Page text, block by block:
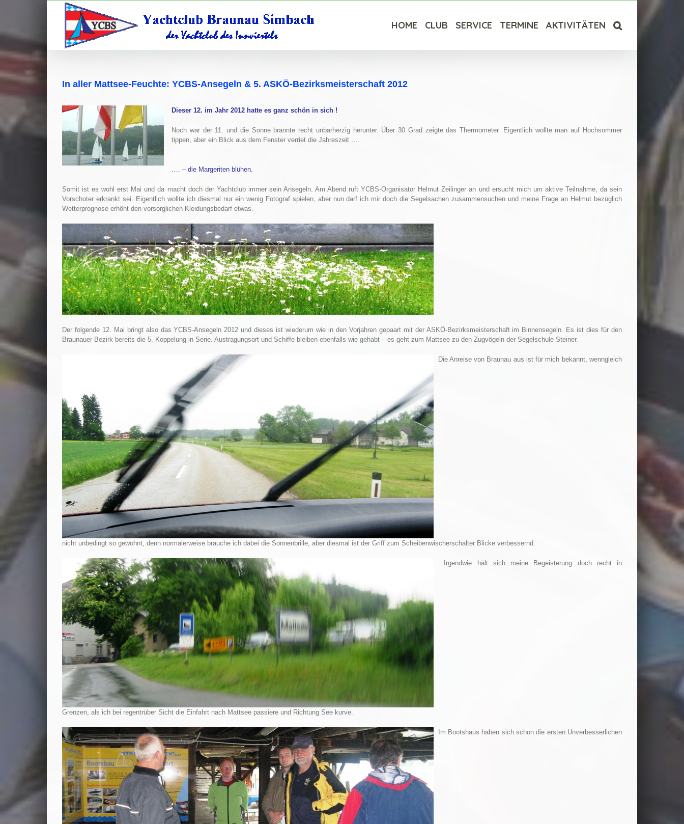
HOME CLUB SERVICE TERMINE AKTIVITÄTEN
In aller Mattsee-Feuchte: YCBS-Ansegeln & 5. ASKÖ-Bezirksmeisterschaft 2012
Dieser 12. im Jahr 2012 hatte es ganz schön in sich !
Noch war der 11. und die Sonne brannte recht unbarherzig herunter. Über 30 Grad zeigte das Thermometer. Eigentlich wollte man auf Hochsommer
tippen, aber ein Blick aus dem Fenster verriet die Jahreszeit ….
…. – die Margeriten blühen.
Somit ist es wohl erst Mai und da macht doch der Yachtclub immer sein Ansegeln. Am Abend ruft YCBS-Organisator Helmut Zeilinger an und ersucht mich um aktive Teilnahme, da sein
Vorschoter erkrankt sei. Eigentlich wollte ich diesmal nur ein wenig Fotograf spielen, aber nun darf ich mir doch die Segelsachen zusammensuchen und meine Frage an Helmut bezüglich
Wetterprognose erhöht den vorsorglichen Kleidungsbedarf etwas.
Der folgende 12. Mai bringt also das YCBS-Ansegeln 2012 und dieses ist wiederum wie in den Vorjahren gepaart mit der ASKÖ-Bezirksmeisterschaft im Binnensegeln. Es ist dies für den
Braunauer Bezirk bereits die 5. Koppelung in Serie. Austragungsort und Schiffe bleiben ebenfalls wie gehabt – es geht zum Mattsee zu den Zugvögeln der Segelschule Steiner.
Die Anreise von Braunau aus ist für mich bekannt, wenngleich
nicht unbedingt so gewohnt, denn normalerweise brauche ich dabei die Sonnenbrille, aber diesmal ist der Griff zum Scheibenwischerschalter Blicke verbessernd.
Irgendwie hält sich meine Begeisterung doch recht in
Grenzen, als ich bei regentrüber Sicht die Einfahrt nach Mattsee passiere und Richtung See kurve.
Im Bootshaus haben sich schon die ersten Unverbesserlichen